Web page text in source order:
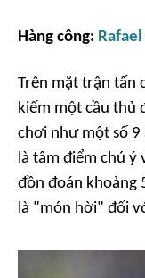
Hàng công:
Trên mặt trận tấn
kiếm một cầu thủ
chơi như một số 9
là tâm điểm chú
đồn đoán khoảng
là "món hời" đối